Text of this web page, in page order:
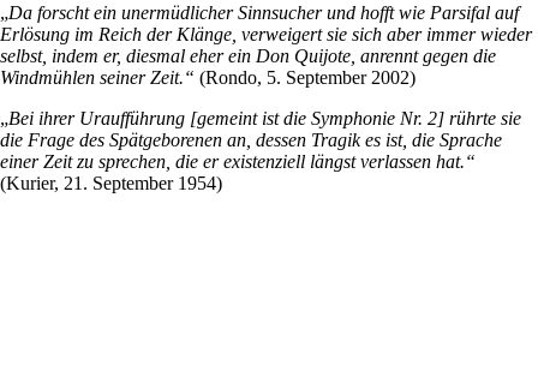
„Da forscht ein unermüdlicher Sinnsucher und hofft wie Parsifal auf
Erlösung im Reich der Klänge, verweigert sie sich aber immer wieder
selbst, indem er, diesmal eher ein Don Quijote, anrennt gegen die
Windmühlen seiner Zeit.“ (Rondo, 5. September 2002)
„Bei ihrer Uraufführung [gemeint ist die Symphonie Nr. 2] rührte sie
die Frage des Spätgeborenen an, dessen Tragik es ist, die Sprache
einer Zeit zu sprechen, die er existenziell längst verlassen hat.“
(Kurier, 21. September 1954)